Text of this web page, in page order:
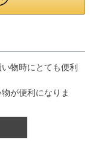
物時にとても便利
が便利になりま